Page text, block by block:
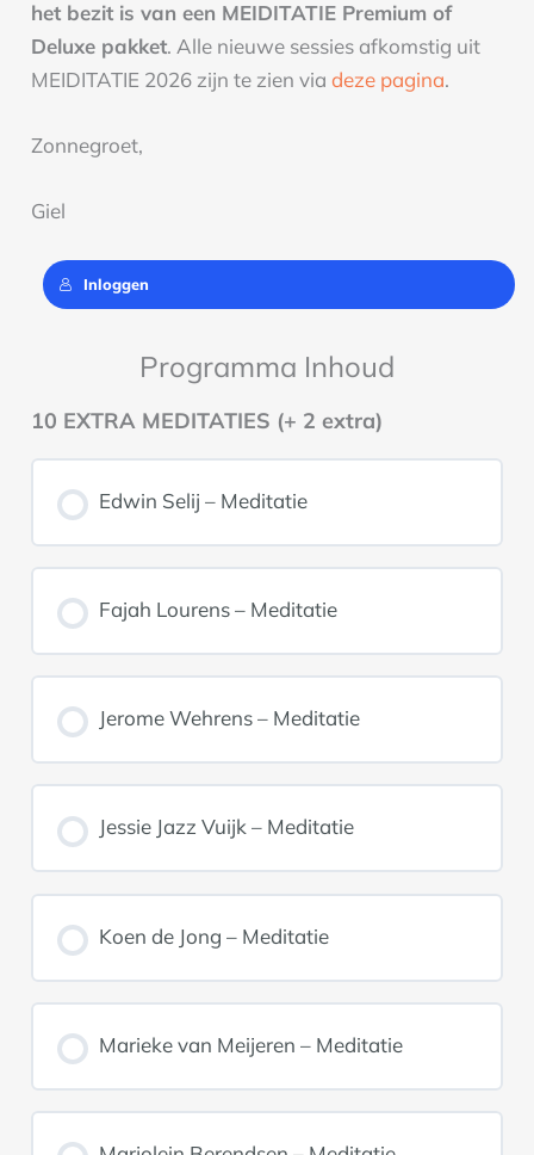
het bezit is van een MEIDITATIE Premium of
Deluxe pakket. Alle nieuwe sessies afkomstig uit
MEIDITATIE 2026 zijn te zien viadeze pagina.
Zonnegroet,
Giel
Inloggen
Programma Inhoud
10 EXTRA MEDITATIES (+ 2 extra)
Edwin Selij – Meditatie
Fajah Lourens – Meditatie
Jerome Wehrens – Meditatie
Jessie Jazz Vuijk – Meditatie
Koen de Jong – Meditatie
Marieke van Meijeren – Meditatie